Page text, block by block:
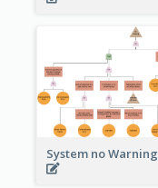
System no Warning